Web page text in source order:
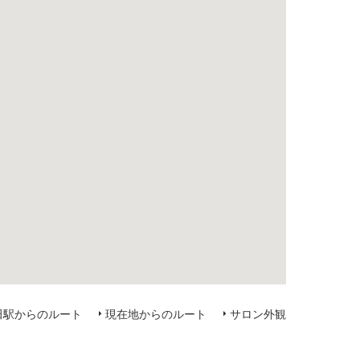
駅からのルート 現在地からのルート サロン外観